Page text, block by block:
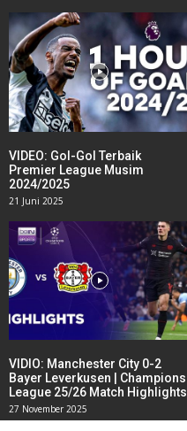
VIDEO: Gol-Gol Terbaik
Premier League Musim
2024/2025
21 Juni 2025
VIDIO: Manchester City 0-2
Bayer Leverkusen | Champions
League 25/26 Match Highlights
27 November 2025